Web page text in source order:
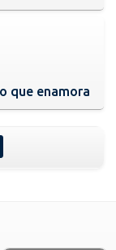
que enamora